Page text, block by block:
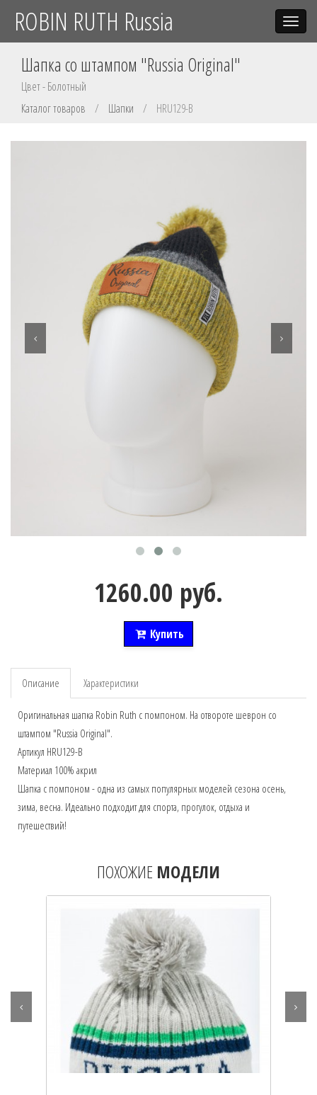
Toggle
ROBIN RUTH Russia
Шапка со штампом "Russia Original"
Цвет - Болотный
Каталог товаров
/ Шапки / HRU129-B
1260.00 руб.
Купить
Описание Характеристики
Оригинальная шапка Robin Ruth с помпоном. На отвороте шеврон со
штампом "Russia Original".
Артикул HRU129-B
Материал 100% акрил
Шапка с помпоном - одна из самых популярных моделей сезона осень,
зима, весна. Идеально подходит для спорта, прогулок, отдыха и
путешествий!
ПОХОЖИЕ МОДЕЛИ